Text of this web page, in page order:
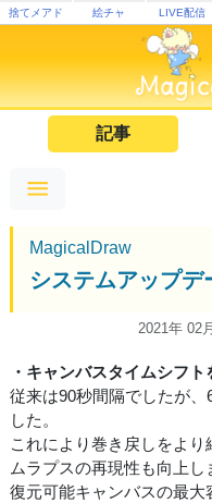
捨てメアド 絵チャ LIVE配信
記事
MagicalDraw
システムアップデ
2021年 02
・キャンバスタイムシフ
従来は90秒間隔でしたが
した。
これにより巻き戻しをよ
ムラプスの再現性も向上し
復元可能キャンバスの最大